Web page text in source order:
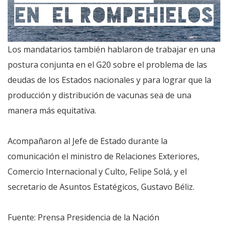
Los mandatarios también hablaron de trabajar en una
postura conjunta en el G20 sobre el problema de las
deudas de los Estados nacionales y para lograr que la
producción y distribución de vacunas sea de una
manera más equitativa.
Acompañaron al Jefe de Estado durante la
comunicación el ministro de Relaciones Exteriores,
Comercio Internacional y Culto, Felipe Solá, y el
secretario de Asuntos Estatégicos, Gustavo Béliz.
Fuente: Prensa Presidencia de la Nación